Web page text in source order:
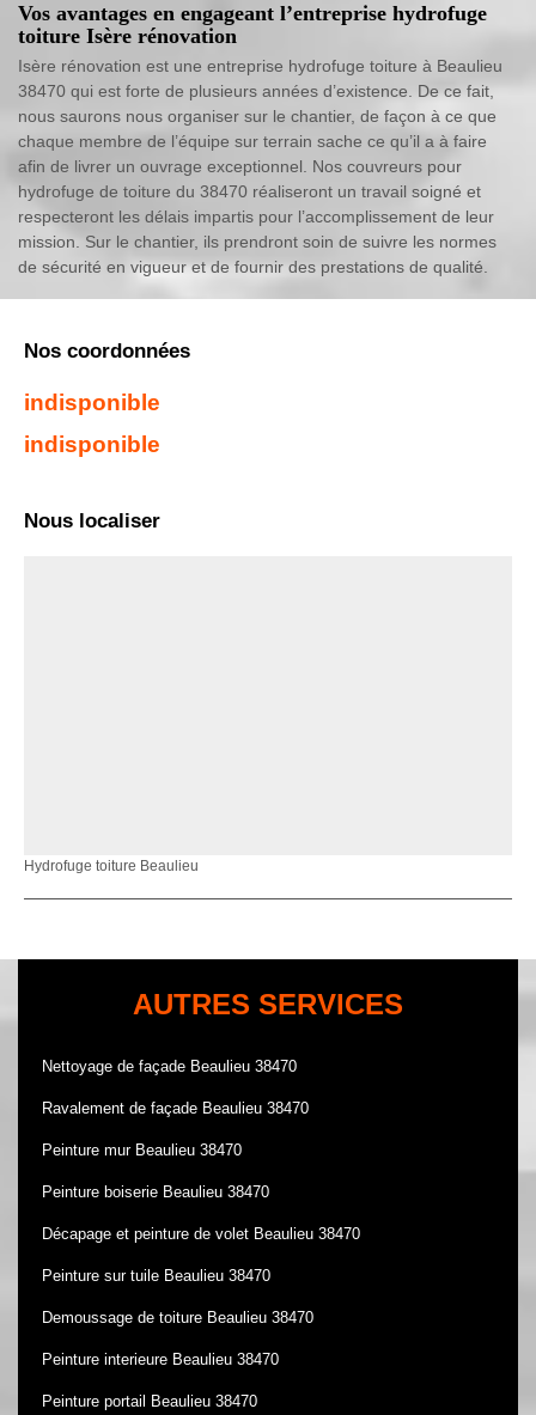
Vos avantages en engageant l’entreprise hydrofuge
toiture Isère rénovation
Isère rénovation est une entreprise hydrofuge toiture à Beaulieu
38470 qui est forte de plusieurs années d’existence. De ce fait,
nous saurons nous organiser sur le chantier, de façon à ce que
chaque membre de l’équipe sur terrain sache ce qu’il a à faire
afin de livrer un ouvrage exceptionnel. Nos couvreurs pour
hydrofuge de toiture du 38470 réaliseront un travail soigné et
respecteront les délais impartis pour l’accomplissement de leur
mission. Sur le chantier, ils prendront soin de suivre les normes
de sécurité en vigueur et de fournir des prestations de qualité.
Nos coordonnées
indisponible
indisponible
Nous localiser
Hydrofuge toiture Beaulieu
AUTRES SERVICES
Nettoyage de façade Beaulieu 38470
Ravalement de façade Beaulieu 38470
Peinture mur Beaulieu 38470
Peinture boiserie Beaulieu 38470
Décapage et peinture de volet Beaulieu 38470
Peinture sur tuile Beaulieu 38470
Demoussage de toiture Beaulieu 38470
Peinture interieure Beaulieu 38470
Peinture portail Beaulieu 38470